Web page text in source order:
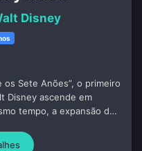
Disney
os Sete Anões”, o primeiro
Disney ascende em
tempo, a expansão do
com seus